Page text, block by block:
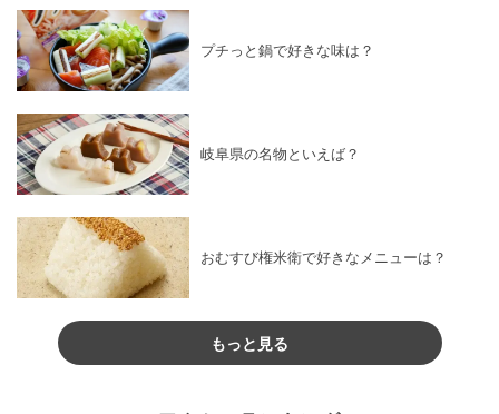
プチっと鍋で好きな味は？
岐阜県の名物といえば？
おむすび権米衛で好きなメニューは？
もっと見る